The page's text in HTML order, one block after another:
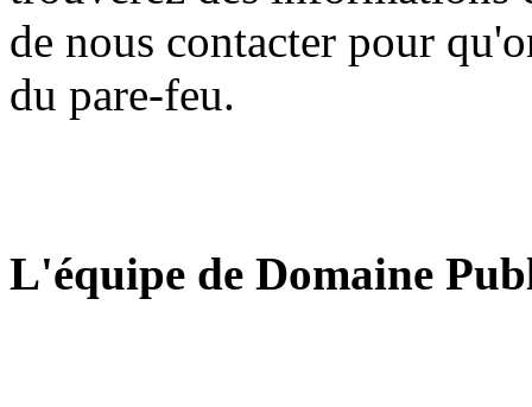
de nous contacter pour
du pare-feu.
L'équipe de Domaine